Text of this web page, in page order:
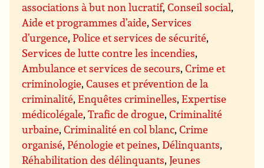
associations à but non lucratif,Conseil social,
Aide et programmes d’aide, Services
d’urgence,Police et services de sécurité,
Services de lutte contre les incendies,
Ambulance et services de secours,Crime et
criminologie,Causes et prévention de la
criminalité,Enquêtes criminelles,Expertise
médicolégale,Trafic de drogue,Criminalité
urbaine,Criminalité en col blanc,Crime
organisé,Pénologie et peines,Délinquants,
Réhabilitation des délinquants,Jeunes